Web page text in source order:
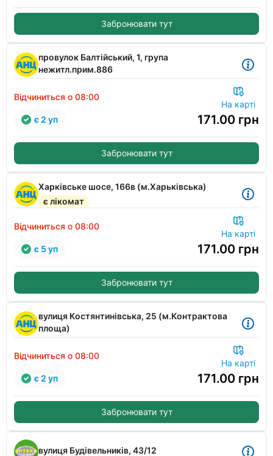
Забронювати тут
провулок Балтійський, 1, група
нежитл.прим.886
Відчиниться о 08:00
На карті
171.00 грн
є 2 уп
Забронювати тут
Харківське шосе, 166в (м.Харьківська)
є лікомат
Відчиниться о 08:00
На карті
171.00 грн
є 5 уп
Забронювати тут
вулиця Костянтинівська, 25 (м.Контрактова
площа)
Відчиниться о 08:00
На карті
171.00 грн
є 2 уп
Забронювати тут
вулиця Будівельників, 43/12